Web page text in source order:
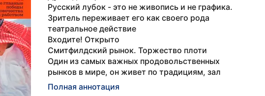
Русский лубок - это не живопись и не графика.
Зритель переживает его как своего рода
театральное действие
Входите! Открыто
Смитфилдский рынок. Торжество плоти
Один из самых важных продовольственных
рынков в мире, он живет по традициям, зал
Полная аннотация